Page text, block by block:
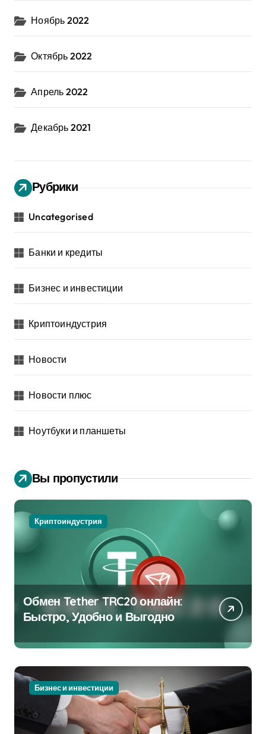
Ноябрь 2022
Октябрь 2022
Апрель 2022
Декабрь 2021
Рубрики
Uncategorised
Банки и кредиты
Бизнес и инвестиции
Криптоиндустрия
Новости
Новости плюс
Ноутбуки и планшеты
Вы пропустили
Криптоиндустрия
Обмен Tether TRC20 онлайн:
Быстро, Удобно и Выгодно
Бизнес и инвестиции